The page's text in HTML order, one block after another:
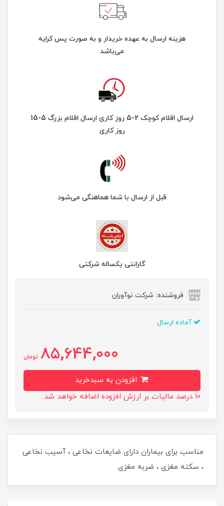
هزینه ارسال به عهده خریدار و به صورت پس کرایه
می‌باشد
ارسال اقلام کوچک 2-5 روز کاری ارسال اقلام بزرگ 5-15
روز کاری
قبل از ارسال با شما هماهنگی می‌شود
گارانتی یکساله شرکتی
فروشنده: شرکت نوآوران
آماده ارسال
85,644,000 تومان
10 درصد مالیات بر ارزش افزوده اضافه خواهد شد.
مناسب برای بیماران دارای ضایعات نخاعی ، آسیب نخاعی
، سکته مغزی ، ضربه مغزی